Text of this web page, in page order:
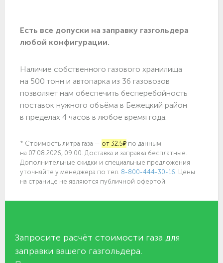
Есть все допуски нa заправку газгольдера
любой конфигурации.
Наличие собственного газового хранилища
на 500 тонн и автопарка из 36 газовозов
позволяет нам обеспечить бесперебойность
поставок нужного объёма в Бежецкий район
в пределах 4 часов в любое время года.
* Стоимость литра газа — от 32.5₽ по данным
на 07.08.2026, 09:00. Доставка и заправка бесплатные.
Дополнительные скидки и специальные предложения
уточняйте у менеджера по тел. 8-800-444-30-16 . Цены
на странице не являются публичной офертой.
Запросите расчёт стоимости газа для
заправки вашего газгольдера.